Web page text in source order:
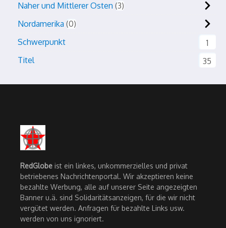
Naher und Mittlerer Osten 3
Nordamerika 0
Schwerpunkt
1
Titel
35
RedGlobe ist ein linkes, unkommerzielles und privat
betriebenes Nachrichtenportal. Wir akzeptieren keine
bezahlte Werbung, alle auf unserer Seite angezeigten
Banner u.ä. sind Solidaritätsanzeigen, für die wir nicht
vergütet werden. Anfragen für bezahlte Links usw.
werden von uns ignoriert.